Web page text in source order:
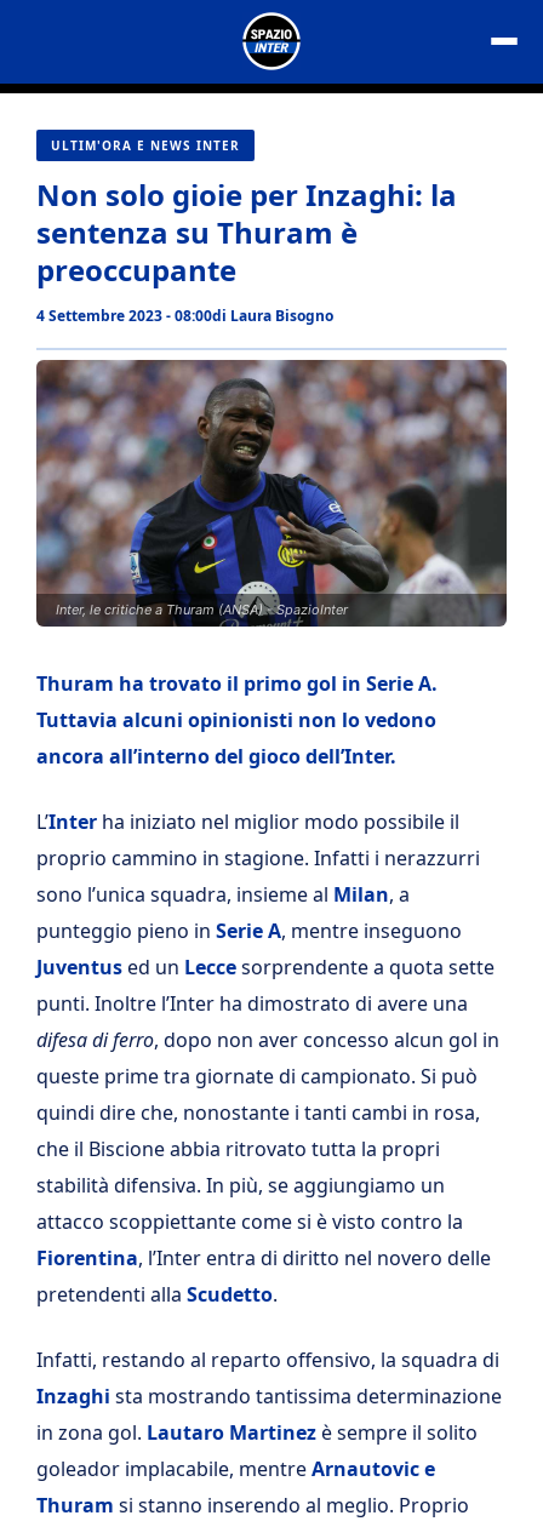
contenuto
ULTIM'ORA E NEWS INTER
Non solo gioie per Inzaghi: la
sentenza su Thuram è
preoccupante
4 Settembre 2023 - 08:00di Laura Bisogno
Inter, le critiche a Thuram (ANSA) - SpazioInter
Thuram ha trovato il primo gol in Serie A.
Tuttavia alcuni opinionisti non lo vedono
ancora all’interno del gioco dell’Inter.
L’Inter ha iniziato nel miglior modo possibile il
proprio cammino in stagione. Infatti i nerazzurri
sono l’unica squadra, insieme al Milan, a
punteggio pieno in Serie A, mentre inseguono
Juventused un Leccesorprendente a quota sette
punti. Inoltre l’Inter ha dimostrato di avere una
difesa di ferro, dopo non aver concesso alcun gol in
queste prime tra giornate di campionato. Si può
quindi dire che, nonostante i tanti cambi in rosa,
che il Biscione abbia ritrovato tutta la propri
stabilità difensiva. In più, se aggiungiamo un
attacco scoppiettante come si è visto contro la
Fiorentina, l’Inter entra di diritto nel novero delle
pretendenti alla Scudetto.
Infatti, restando al reparto offensivo, la squadra di
Inzaghi sta mostrando tantissima determinazione
in zona gol. Lautaro Martinezè sempre il solito
goleador implacabile, mentreArnautovic e
Thuram si stanno inserendo al meglio. Proprio